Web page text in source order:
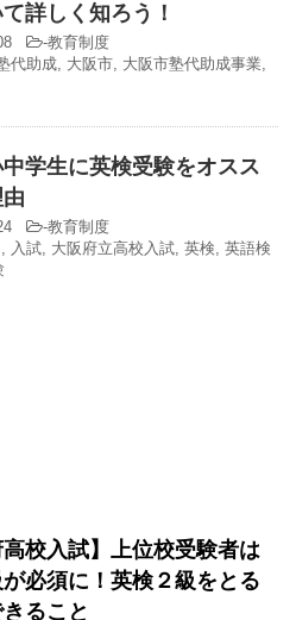
詳しく知ろう！
-教育制度
代助成, 大阪市, 大阪市塾代助成事業,
学生に英検受験をオスス
-教育制度
, 入試, 大阪府立高校入試, 英検, 英語検
高校入試】上位校受験者は
必須に！英検２級をとる
ること